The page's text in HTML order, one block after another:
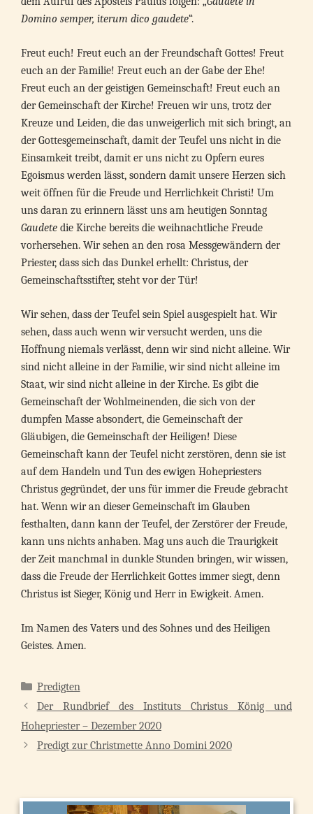
Domino semper, iterum dico gaudete“.
Freut euch! Freut euch an der Freundschaft Gottes! Freut
euch an der Familie! Freut euch an der Gabe der Ehe!
Freut euch an der geistigen Gemeinschaft! Freut euch an
der Gemeinschaft der Kirche! Freuen wir uns, trotz der
Kreuze und Leiden, die das unweigerlich mit sich bringt, an
der Gottesgemeinschaft, damit der Teufel uns nicht in die
Einsamkeit treibt, damit er uns nicht zu Opfern eures
Egoismus werden lässt, sondern damit unsere Herzen sich
weit öffnen für die Freude und Herrlichkeit Christi! Um
uns daran zu erinnern lässt uns am heutigen Sonntag
Gaudete die Kirche bereits die weihnachtliche Freude
vorhersehen. Wir sehen an den rosa Messgewändern der
Priester, dass sich das Dunkel erhellt: Christus, der
Gemeinschaftsstifter, steht vor der Tür!
Wir sehen, dass der Teufel sein Spiel ausgespielt hat. Wir
sehen, dass auch wenn wir versucht werden, uns die
Hoffnung niemals verlässt, denn wir sind nicht alleine. Wir
sind nicht alleine in der Familie, wir sind nicht alleine im
Staat, wir sind nicht alleine in der Kirche. Es gibt die
Gemeinschaft der Wohlmeinenden, die sich von der
dumpfen Masse absondert, die Gemeinschaft der
Gläubigen, die Gemeinschaft der Heiligen! Diese
Gemeinschaft kann der Teufel nicht zerstören, denn sie ist
auf dem Handeln und Tun des ewigen Hohepriesters
Christus gegründet, der uns für immer die Freude gebracht
hat. Wenn wir an dieser Gemeinschaft im Glauben
festhalten, dann kann der Teufel, der Zerstörer der Freude,
kann uns nichts anhaben. Mag uns auch die Traurigkeit
der Zeit manchmal in dunkle Stunden bringen, wir wissen,
dass die Freude der Herrlichkeit Gottes immer siegt, denn
Christus ist Sieger, König und Herr in Ewigkeit. Amen.
Im Namen des Vaters und des Sohnes und des Heiligen
Geistes. Amen.
Kategorien
Predigten
Der Rundbrief des Instituts Christus König und
Hohepriester – Dezember 2020
Predigt zur Christmette Anno Domini 2020